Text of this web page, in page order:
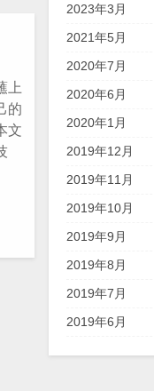
上
的
文
2023年3月
2021年5月
2020年7月
2020年6月
2020年1月
2019年12月
2019年11月
2019年10月
2019年9月
2019年8月
2019年7月
2019年6月